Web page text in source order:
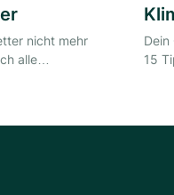
nicht mehr
alle
15